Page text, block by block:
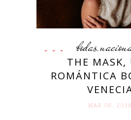
bodas,
THE MASK,
ROMÁNTICA
MAR 08. 2018